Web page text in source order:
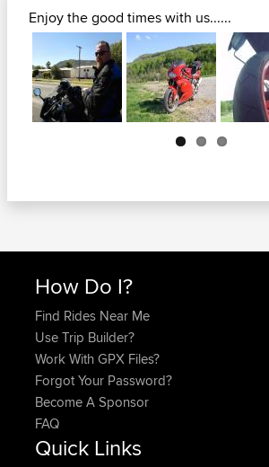
Enjoy the good times with us......
How Do I?
Find Rides Near Me
Use Trip Builder?
Work With GPX Files?
Forgot Your Password?
Become A Sponsor
FAQ
Quick Links